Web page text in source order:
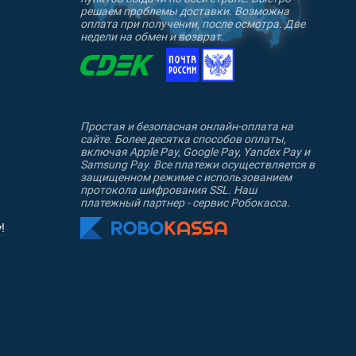
решаем проблемы доставки. Возможна
оплата при получении, после осмотра. Две
недели на обмен и возврат.
Простая и безопасная онлайн-оплата на
сайте. Более десятка способов оплаты,
включая Apple Pay, Google Pay, Yandex Pay и
Samsung Pay. Все платежи осуществляется в
защищенном режиме с использованием
протокола шифрования SSL. Наш
платежный партнер - сервис Робокасса.